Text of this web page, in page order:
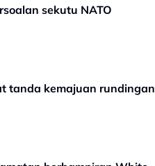
sekutu NATO
tanda kemajuan rundingan